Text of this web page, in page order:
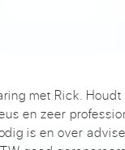
met Rick.
en zeer
is en over